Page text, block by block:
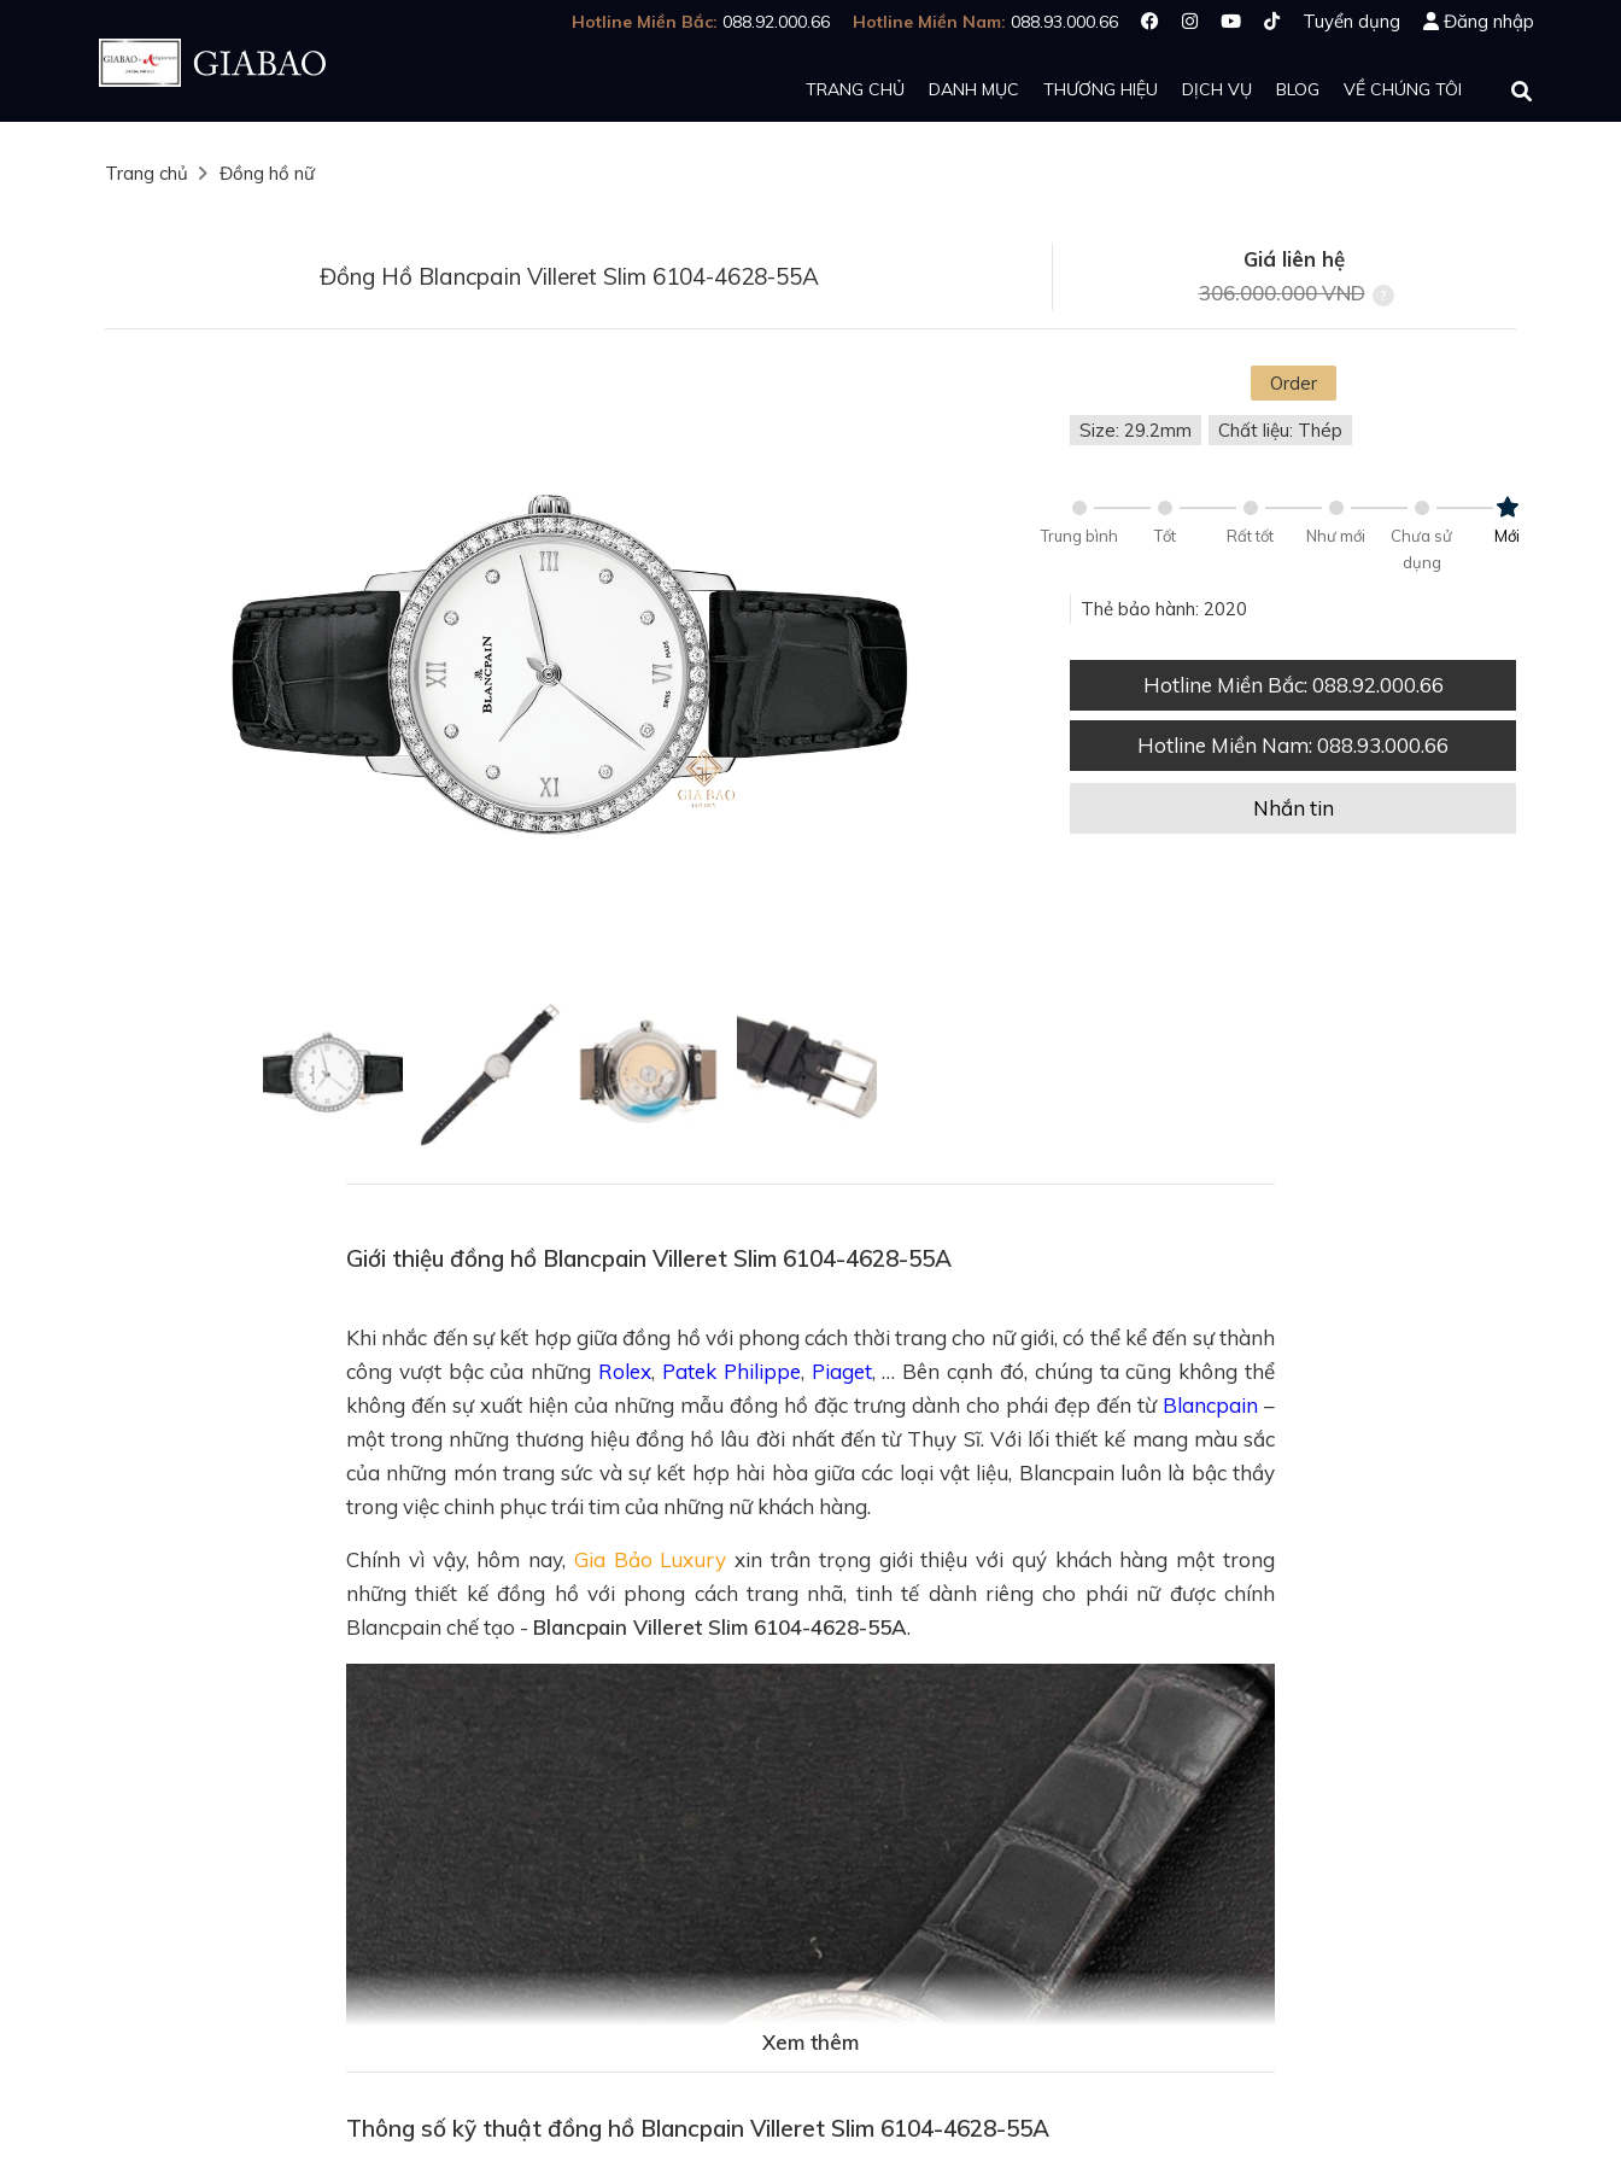
Hotline Miền Bắc: 088.92.000.66 Hotline Miền Nam: 088.93.000.66 Tuyển dụng Đăng nhập
TRANG CHỦ DANH MỤC THƯƠNG HIỆU DỊCH VỤ BLOG VỀ CHÚNG TÔI
Trang chủ Đồng hồ nữ
Đồng Hồ Blancpain Villeret Slim 6104-4628-55A
Giá liên hệ
306.000.000 VND
Order
Size: 29.2mm Chất liệu: Thép
Trung bình Tốt Rất tốt Như mới
Chưa sử
dụng
Mới
Thẻ bảo hành: 2020
Hotline Miền Bắc: 088.92.000.66
Hotline Miền Nam: 088.93.000.66
Nhắn tin
Giới thiệu đồng hồ Blancpain Villeret Slim 6104-4628-55A
Khi nhắc đến sự kết hợp giữa đồng hồ với phong cách thời trang cho nữ giới, có thể kể đến sự thành
công vượt bậc của những Rolex, Patek Philippe, Piaget, … Bên cạnh đó, chúng ta cũng không thể
không đến sự xuất hiện của những mẫu đồng hồ đặc trưng dành cho phái đẹp đến từ Blancpain –
một trong những thương hiệu đồng hồ lâu đời nhất đến từ Thụy Sĩ. Với lối thiết kế mang màu sắc
của những món trang sức và sự kết hợp hài hòa giữa các loại vật liệu, Blancpain luôn là bậc thầy
trong việc chinh phục trái tim của những nữ khách hàng.
Chính vì vậy, hôm nay, Gia Bảo Luxury xin trân trọng giới thiệu với quý khách hàng một trong
những thiết kế đồng hồ với phong cách trang nhã, tinh tế dành riêng cho phái nữ được chính
Blancpain chế tạo - Blancpain Villeret Slim 6104-4628-55A.
Xem thêm
Thông số kỹ thuật đồng hồ Blancpain Villeret Slim 6104-4628-55A